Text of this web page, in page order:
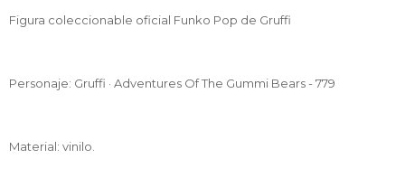
Figura coleccionable oficial Funko Pop de Gruffi
Personaje: Gruffi · Adventures Of The Gummi Bears - 779
Material: vinilo.